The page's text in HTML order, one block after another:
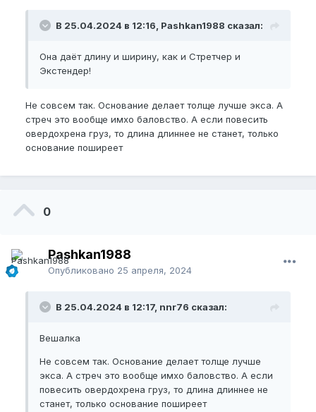
В 25.04.2024 в 12:16, Pashkan1988 сказал:
Она даёт длину и ширину, как и Стретчер и
Экстендер!
Не совсем так. Основание делает толще лучше экса. А
стреч это вообще имхо баловство. А если повесить
овердохрена груз, то длина длиннее не станет, только
основание поширеет
0
Pashkan1988
Опубликовано 25 апреля, 2024
В 25.04.2024 в 12:17, nnr76 сказал:
Вешалка
Не совсем так. Основание делает толще лучше
экса. А стреч это вообще имхо баловство. А если
повесить овердохрена груз, то длина длиннее не
станет, только основание поширеет